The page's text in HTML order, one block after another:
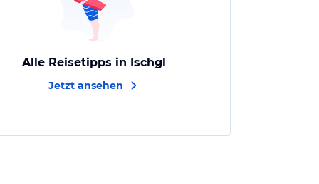
Alle Reisetipps in Ischgl
Jetzt ansehen